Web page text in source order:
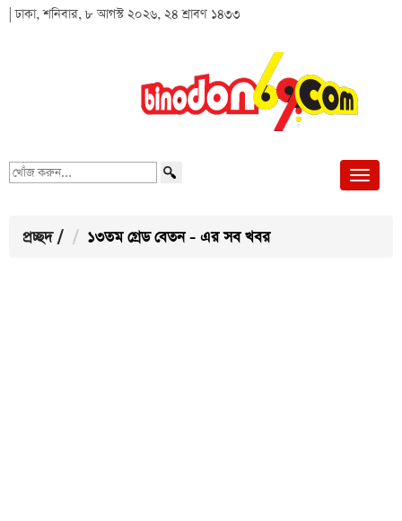
| ঢাকা, শনিবার, ৮ আগস্ট ২০২৬, ২৪ শ্রাবণ ১৪৩৩
খোঁজ
প্রচ্ছদ / ১৩তম গ্রেড বেতন - এর সব খবর